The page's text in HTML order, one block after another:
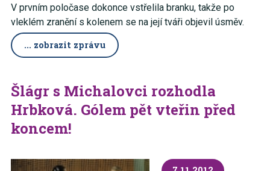
V prvním poločase dokonce vstřelila branku, takže po
vleklém zranění s kolenem se na její tváři objevil úsměv.
... zobrazit zprávu
Šlágr s Michalovci rozhodla
Hrbková. Gólem pět vteřin před
koncem!